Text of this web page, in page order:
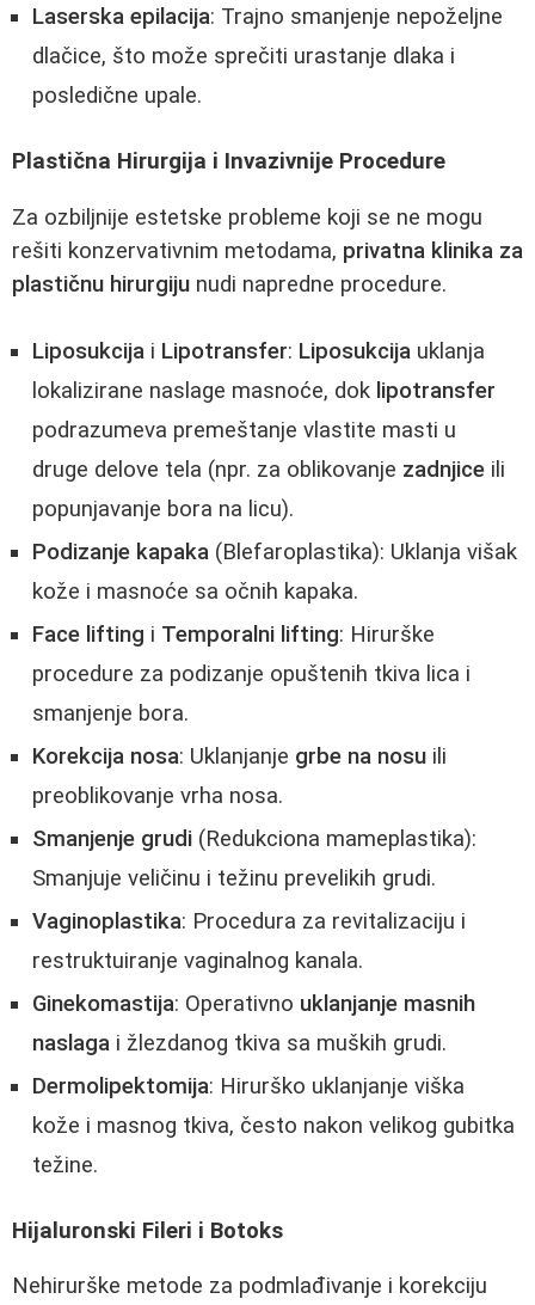
Laserska epilacija: Trajno smanjenje nepoželjne
dlačice, što može sprečiti urastanje dlaka i
posledične upale.
Plastična Hirurgija i Invazivnije Procedure
Za ozbiljnije estetske probleme koji se ne mogu
rešiti konzervativnim metodama, privatna klinika za
plastičnu hirurgiju nudi napredne procedure.
Liposukcija i Lipotransfer: Liposukcija uklanja
lokalizirane naslage masnoće, dok lipotransfer
podrazumeva premeštanje vlastite masti u
druge delove tela (npr. za oblikovanje zadnjice ili
popunjavanje bora na licu).
Podizanje kapaka (Blefaroplastika): Uklanja višak
kože i masnoće sa očnih kapaka.
Face lifting i Temporalni lifting: Hirurške
procedure za podizanje opuštenih tkiva lica i
smanjenje bora.
Korekcija nosa: Uklanjanje grbe na nosu ili
preoblikovanje vrha nosa.
Smanjenje grudi (Redukciona mameplastika):
Smanjuje veličinu i težinu prevelikih grudi.
Vaginoplastika: Procedura za revitalizaciju i
restruktuiranje vaginalnog kanala.
Ginekomastija: Operativno uklanjanje masnih
naslaga i žlezdanog tkiva sa muških grudi.
Dermolipektomija: Hirurško uklanjanje viška
kože i masnog tkiva, često nakon velikog gubitka
težine.
Hijaluronski Fileri i Botoks
Nehirurške metode za podmlađivanje i korekciju